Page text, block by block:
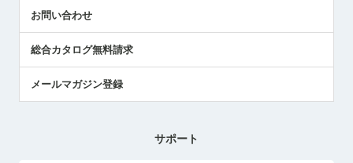
お問い合わせ
総合カタログ無料請求
メールマガジン登録
サポート